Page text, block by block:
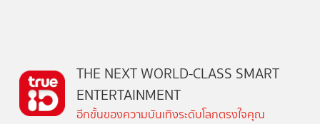
THE NEXT WORLD-CLASS SMART
ENTERTAINMENT
อีกขั้นของความบันเทิงระดับโลกตรงใจคุณ